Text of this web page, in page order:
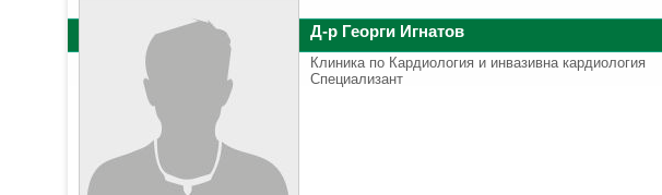
Д-р Георги Игнатов
Клиника по Кардиология и инвазивна кардиология
Специализант